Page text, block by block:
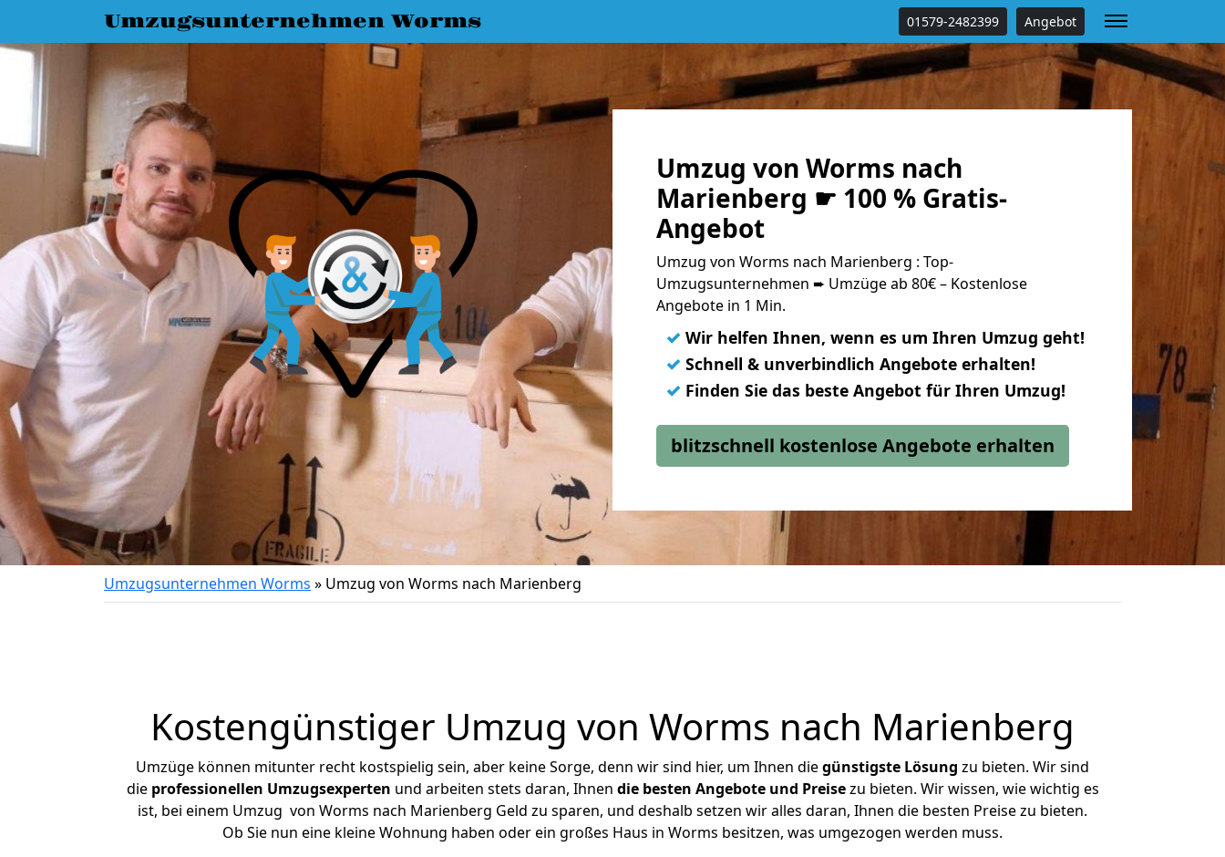
Umzugsunternehmen Worms 01579-2482399 Angebot
Umzug von Worms nach
Marienberg ☛ 100 % Gratis-
Angebot
Umzug von Worms nach Marienberg : Top-
Umzugsunternehmen ➨ Umzüge ab 80€ – Kostenlose
Angebote in 1 Min.
✓ Wir helfen Ihnen, wenn es um Ihren Umzug geht!
✓ Schnell & unverbindlich Angebote erhalten!
✓ Finden Sie das beste Angebot für Ihren Umzug!
blitzschnell kostenlose Angebote erhalten
Umzugsunternehmen Worms » Umzug von Worms nach Marienberg
Kostengünstiger Umzug von Worms nach Marienberg
Umzüge können mitunter recht kostspielig sein, aber keine Sorge, denn wir sind hier, um Ihnen diegünstigste Lösung zu bieten. Wir sind
die professionellen Umzugsexperten und arbeiten stets daran, Ihnen die besten Angebote und Preisezu bieten. Wir wissen, wie wichtig es
ist, bei einem Umzug von Worms nach Marienberg Geld zu sparen, und deshalb setzen wir alles daran, Ihnen die besten Preise zu bieten.
Ob Sie nun eine kleine Wohnung haben oder ein großes Haus in Worms besitzen, was umgezogen werden muss.